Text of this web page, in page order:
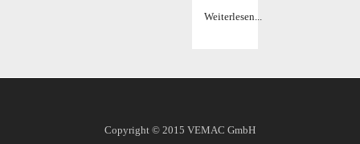
Weiterlesen...
Copyright © 2015 VEMAC GmbH